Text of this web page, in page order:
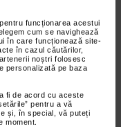
funcționarea acestui
cum se navighează
în care funcționează site-
în cazul căutărilor,
noștri folosesc
personalizată pe baza
fi de acord cu aceste
pentru a vă
și, în special, vă puteți
moment.
Cândea –